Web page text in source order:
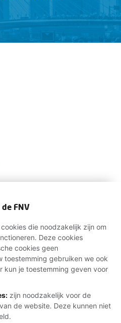
FNV
die noodzakelijk zijn om
Deze cookies
cookies geen
toestemming gebruiken we ook
kun je toestemming geven voor
zijn noodzakelijk voor de
de website. Deze kunnen niet